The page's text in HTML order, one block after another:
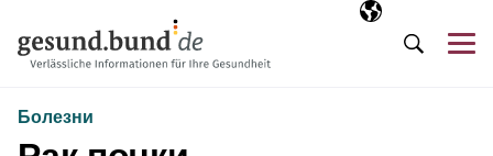
Выбранный
RU
Поиск
Болезни